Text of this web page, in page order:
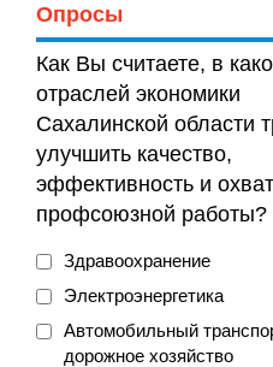
Опросы
Как Вы считаете, в
отраслей экономики
Сахалинской области
улучшить качество,
эффективность и охват
профсоюзной работы?
Здравоохранение
Электроэнергетика
Автомобильный
дорожное хозяйство